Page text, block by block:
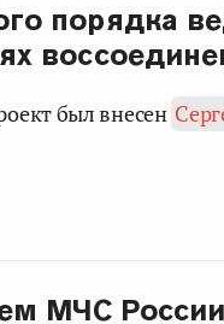
порядка
был внесен
МЧС России